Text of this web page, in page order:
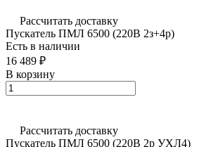
Рассчитать доставку
Пускатель ПМЛ 6500 (220В 2з+4р)
Есть в наличии
16 489 ₽
В корзину
Рассчитать доставку
Пускатель ПМЛ 6500 (220В 2р УХЛ4)